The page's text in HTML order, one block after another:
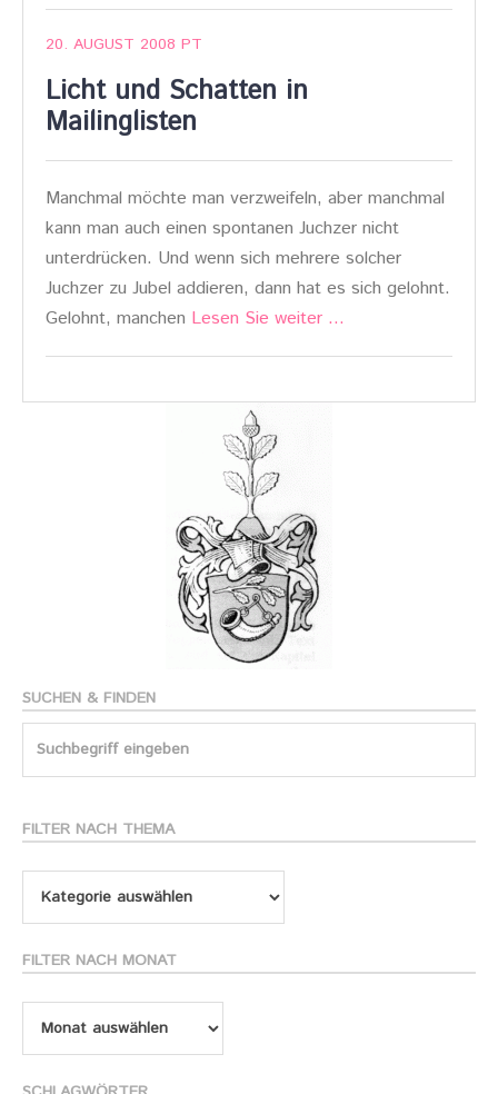
20. AUGUST 2008 PT
Licht und Schatten in
Mailinglisten
Manchmal möchte man verzweifeln, aber manchmal
kann man auch einen spontanen Juchzer nicht
unterdrücken. Und wenn sich mehrere solcher
Juchzer zu Jubel addieren, dann hat es sich gelohnt.
Gelohnt, manchen Lesen Sie weiter …
SUCHEN & FINDEN
Search
FILTER NACH THEMA
Filter
FILTER NACH MONAT
Filter
nach
Monat